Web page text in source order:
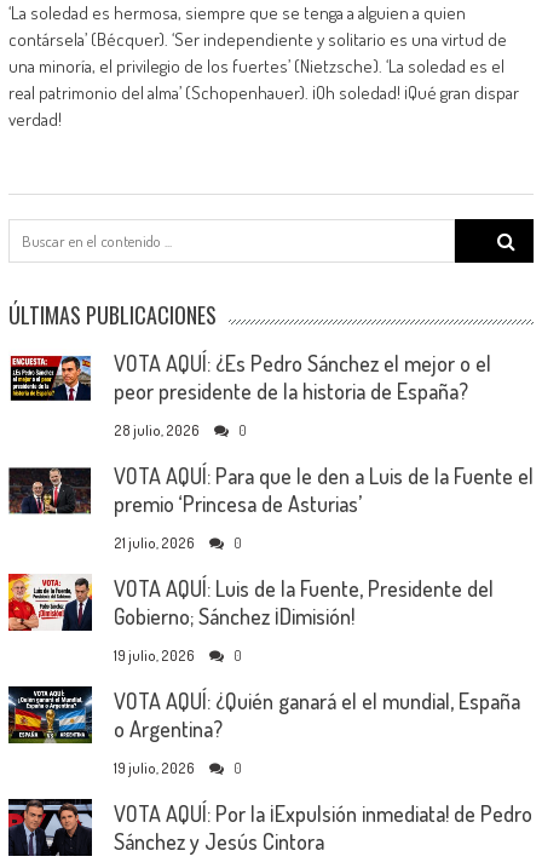
‘La soledad es hermosa, siempre que se tenga a alguien a quien
contársela’ (Bécquer). ‘Ser independiente y solitario es una virtud de
una minoría, el privilegio de los fuertes’ (Nietzsche). ‘La soledad es el
real patrimonio del alma’ (Schopenhauer). ¡Oh soledad! ¡Qué gran dispar
verdad!
Search
for:
ÚLTIMAS PUBLICACIONES
VOTA AQUÍ: ¿Es Pedro Sánchez el mejor o el
peor presidente de la historia de España?
28 julio, 2026 0
VOTA AQUÍ: Para que le den a Luis de la Fuente el
premio ‘Princesa de Asturias’
21 julio, 2026 0
VOTA AQUÍ: Luis de la Fuente, Presidente del
Gobierno; Sánchez ¡Dimisión!
19 julio, 2026 0
VOTA AQUÍ: ¿Quién ganará el el mundial, España
o Argentina?
19 julio, 2026 0
VOTA AQUÍ: Por la ¡Expulsión inmediata! de Pedro
Sánchez y Jesús Cintora